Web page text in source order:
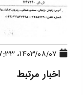
اخبار مرتبط